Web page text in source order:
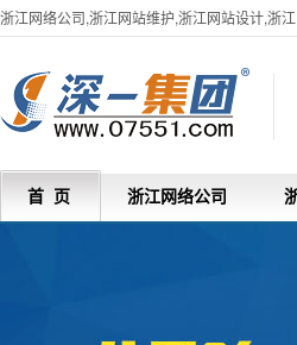
浙江网络公司,浙江网站维护,浙江网站设计,浙
首 页 浙江网络公司